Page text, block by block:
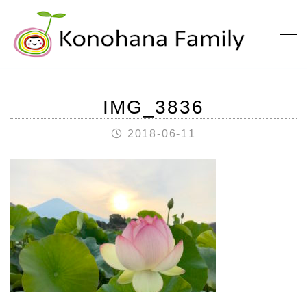
IMG_3836
2018-06-11